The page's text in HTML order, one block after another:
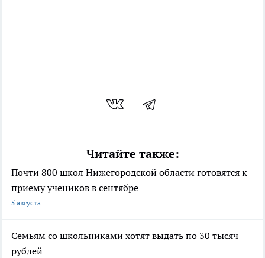
Читайте также:
Почти 800 школ Нижегородской области готовятся к
приему учеников в сентябре
5 августа
Семьям со школьниками хотят выдать по 30 тысяч
рублей